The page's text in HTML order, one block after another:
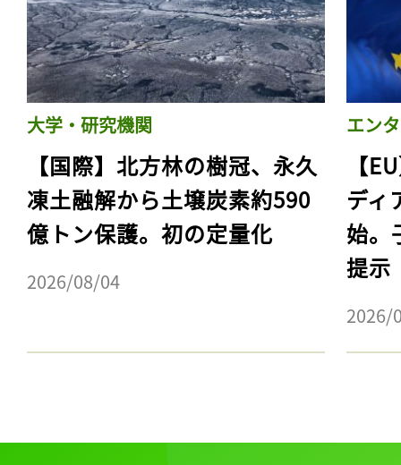
大学・研究機関
【国際】北方林の樹冠、永久
凍土融解から土壌炭素約590
億トン保護。初の定量化
2026/08/04
エン
【
ディ
始。
提示
2026/
ログインが必
ログイン